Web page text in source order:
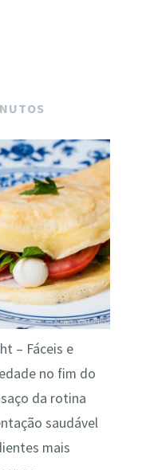
– Fáceis e
no fim do
da rotina
saudável
mais